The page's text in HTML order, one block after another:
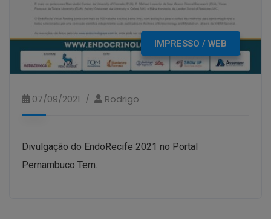
IMPRESSO / WEB
07/09/2021 Rodrigo
Divulgação do EndoRecife 2021 no Portal
Pernambuco Tem.